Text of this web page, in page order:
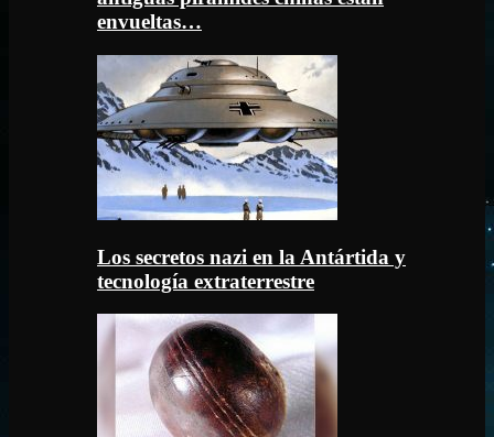
envueltas…
Los secretos nazi en la Antártida y
tecnología extraterrestre